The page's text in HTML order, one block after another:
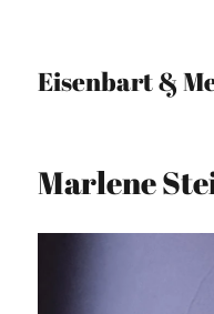
Eisenbart &
Marlene